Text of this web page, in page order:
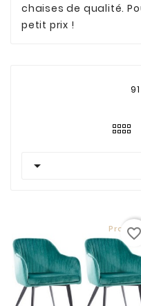
chaises de qualité.
petit prix !

Promo !
favorite_border